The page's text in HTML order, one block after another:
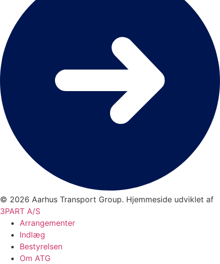
© 2026 Aarhus Transport Group. Hjemmeside udviklet af
3PART A/S
Arrangementer
Indlæg
Bestyrelsen
Om ATG